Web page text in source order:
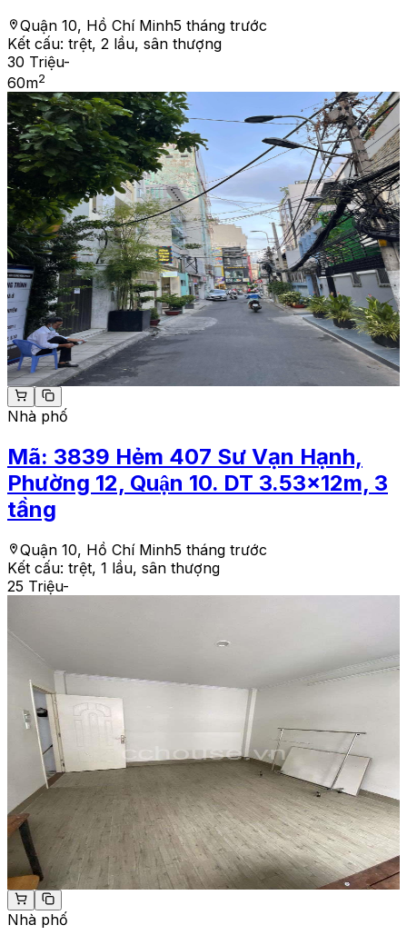
Quận 10, Hồ Chí Minh5 tháng trước
Kết cấu: trệt, 2 lầu, sân thượng
30 Triệu-
60m2
Nhà phố
Mã: 3839 Hẻm 407 Sư Vạn Hạnh,
Phường 12, Quận 10. DT 3.53x12m, 3
tầng
Quận 10, Hồ Chí Minh5 tháng trước
Kết cấu: trệt, 1 lầu, sân thượng
25 Triệu-
Nhà phố